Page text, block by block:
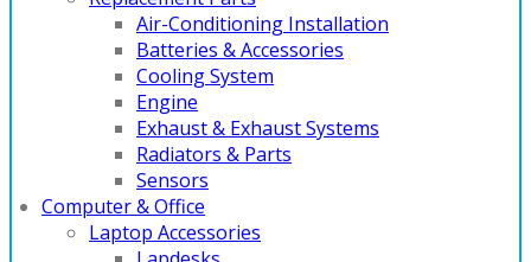
Air-Conditioning Installation
Batteries & Accessories
Cooling System
Engine
Exhaust & Exhaust Systems
Radiators & Parts
Sensors
Computer & Office
Laptop Accessories